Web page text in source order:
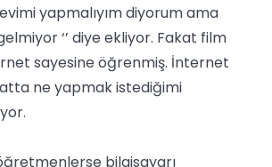
yapmalıyım diyorum ama
‘’ diye ekliyor. Fakat film
sayesine öğrenmiş. İnternet
ne yapmak istediğimi
bilgisayarı